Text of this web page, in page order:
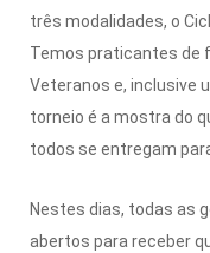
três modalidades, o
Temos praticantes de
Veteranos e, inclusive
torneio é a mostra do
todos se entregam
Nestes dias, todas as
abertos para receber